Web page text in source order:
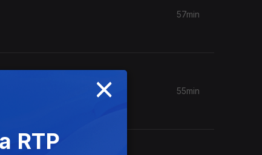
57min
55min
×
RTP